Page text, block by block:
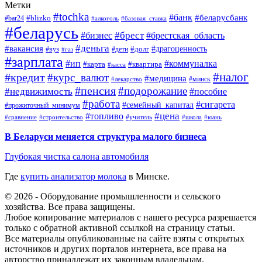
Метки
#bar24 #blizko #tochka #алкоголь #базовая_ставка #банк #беларусбанк
#беларусь #бизнес #брест #брестская_область
#вакансия #вуз #газ #деньга #дети #долг #драгоценность
#зарплата #ип #карта #касса #квартира #коммуналка
#кредит#курс_валют #лекарство #медицина #минск #налог
#недвижимость #пенсия#подорожание #пособие
#прожиточный_минимум #работа #семейный_капитал #сигарета
#сравнение #строительство #топливо #учитель #цена #школа #юань
В Беларуси меняется структура малого бизнеса
Глубокая чистка салона автомобиля
Где купить анализатор молока в Минске.
© 2026 - Оборудование промышленности и сельского
хозяйства. Все права защищены.
Любое копирование материалов с нашего ресурса разрешается
только с обратной активной ссылкой на страницу статьи.
Все материалы опубликованные на сайте взяты с открытых
источников и других порталов интернета, все права на
авторство принадлежат их законным владельцам.